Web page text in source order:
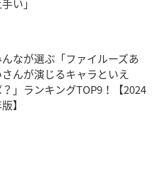
手い」
んなが選ぶ「ファイルーズあ
さんが演じるキャラといえ
」ランキングTOP9！【2024
】